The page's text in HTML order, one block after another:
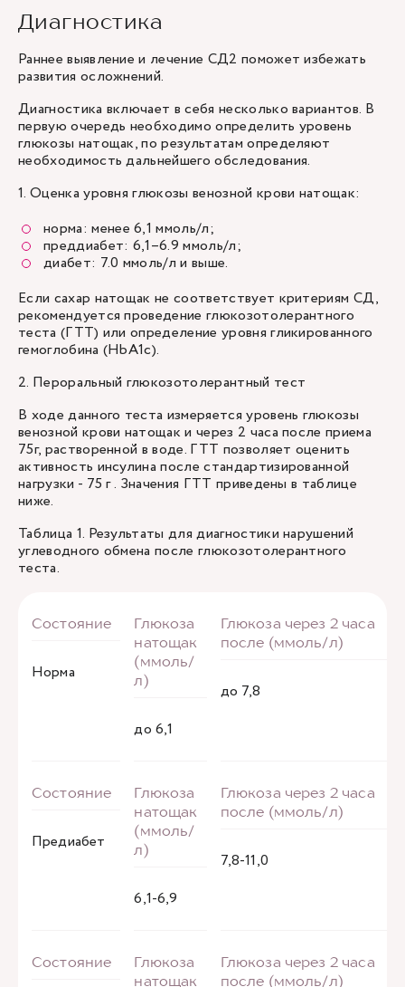
Диагностика
Раннее выявление и лечение СД2 поможет избежать
развития осложнений.
Диагностика включает в себя несколько вариантов. В
первую очередь необходимо определить уровень
глюкозы натощак, по результатам определяют
необходимость дальнейшего обследования.
1. Оценка уровня глюкозы венозной крови натощак:
норма: менее 6,1 ммоль/л;
преддиабет: 6,1–6.9 ммоль/л;
диабет: 7.0 ммоль/л и выше.
Если сахар натощак не соответствует критериям СД,
рекомендуется проведение глюкозотолерантного
теста (ГТТ) или определение уровня гликированного
гемоглобина (HbA1c).
2. Пероральный глюкозотолерантный тест
В ходе данного теста измеряется уровень глюкозы
венозной крови натощак и через 2 часа после приема
75г, растворенной в воде. ГТТ позволяет оценить
активность инсулина после стандартизированной
нагрузки - 75 г . Значения ГТТ приведены в таблице
ниже.
Таблица 1. Результаты для диагностики нарушений
углеводного обмена после глюкозотолерантного
теста.
Норма
до 6,1
до 7,8
Предиабет
6,1-6,9
7,8-11,0